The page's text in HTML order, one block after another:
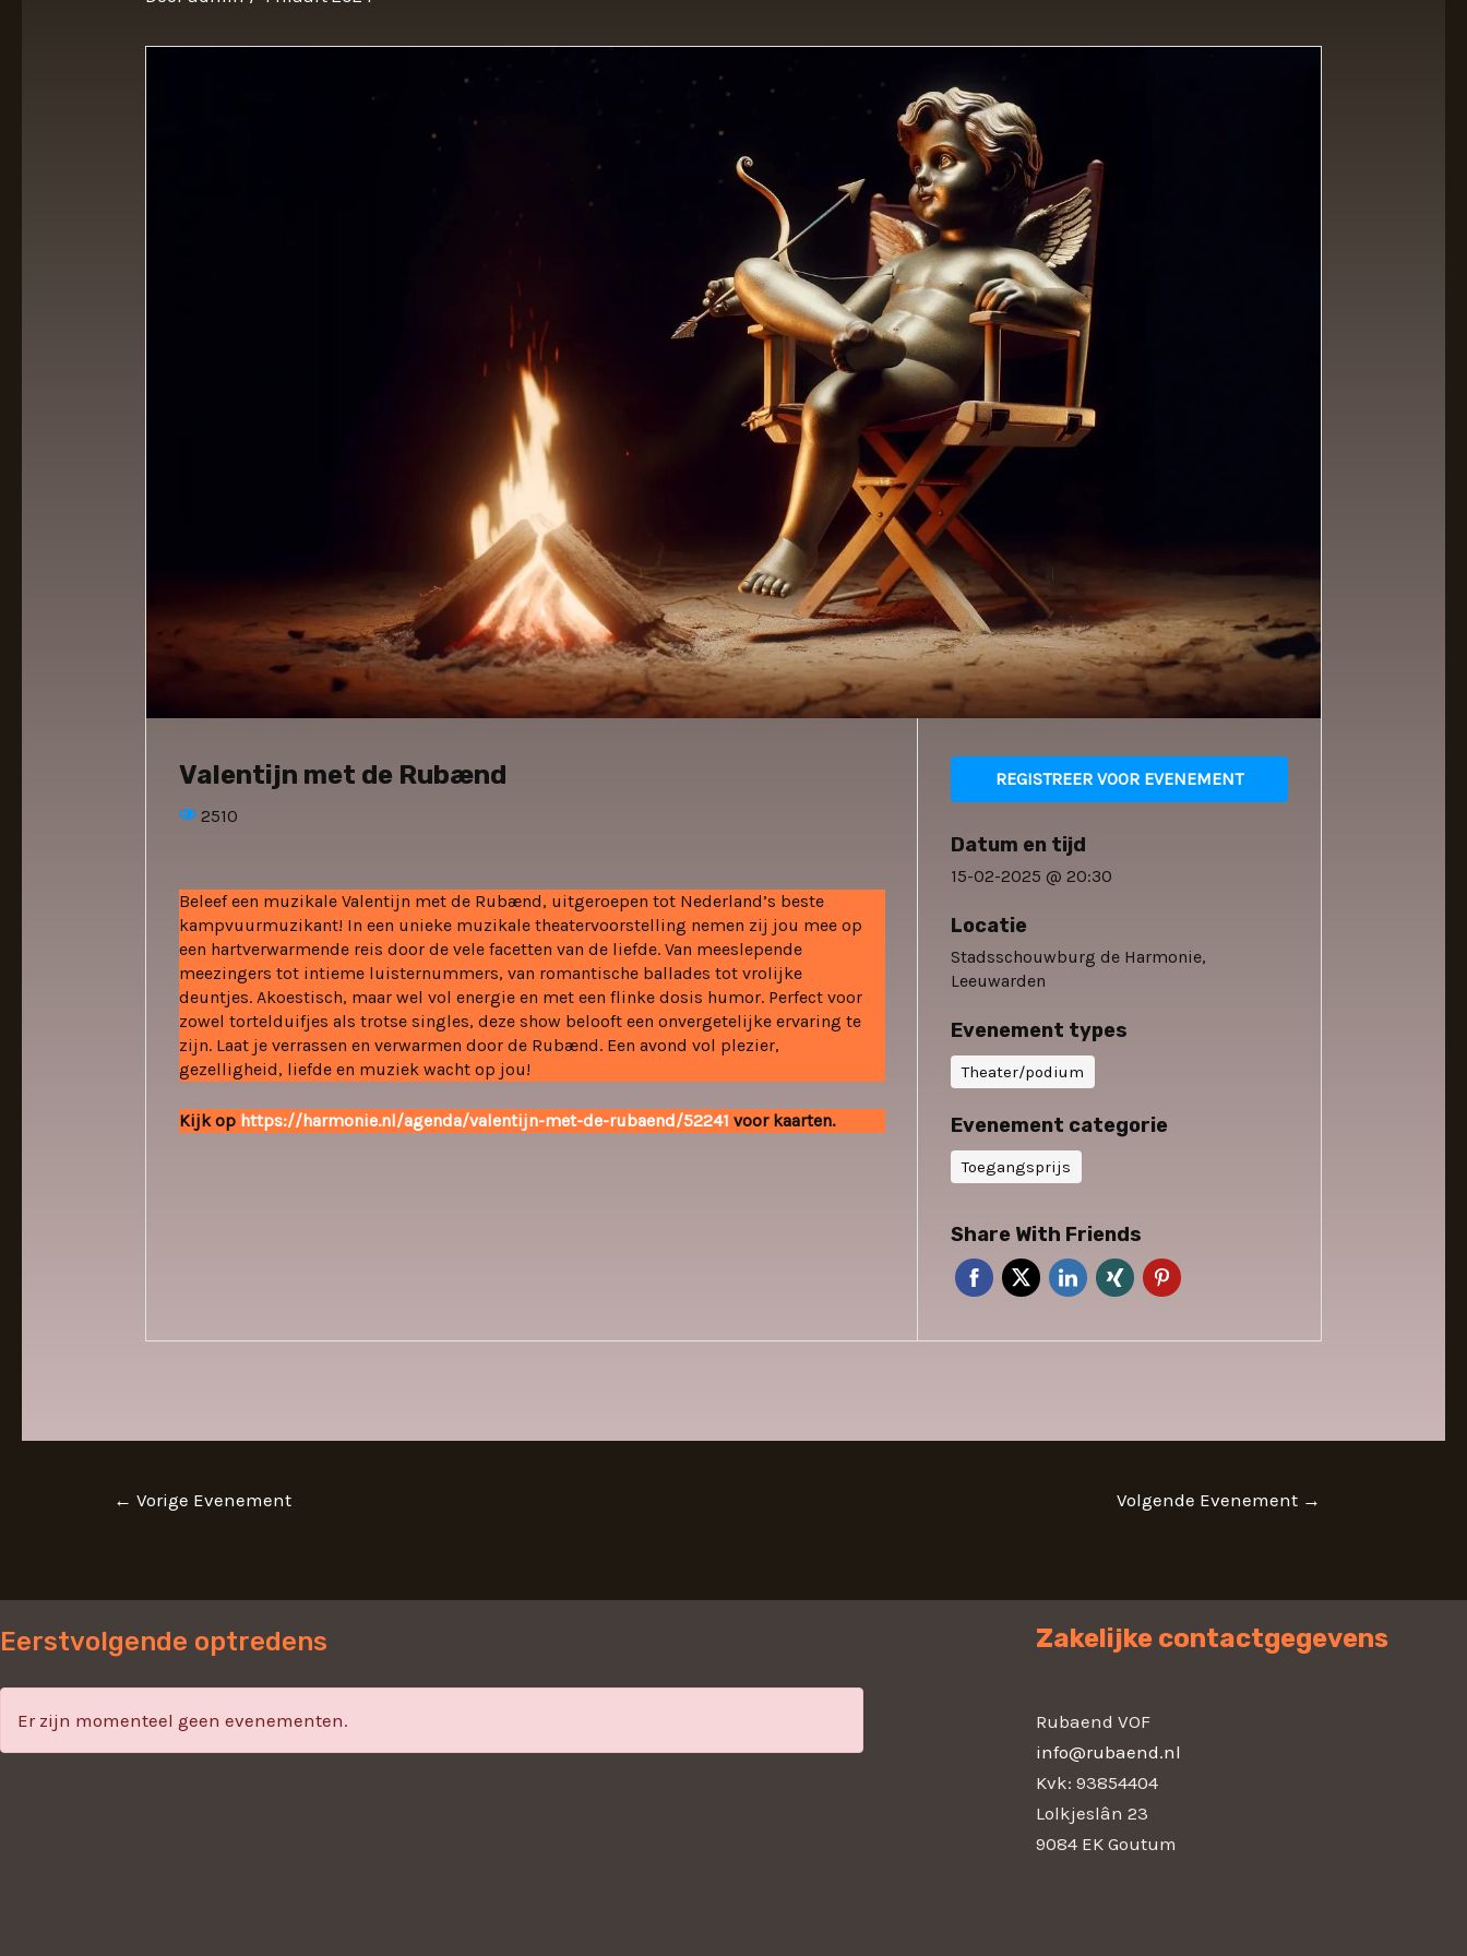
Valentijn met de Rubænd
2510
Beleef een muzikale Valentijn met de Rubænd, uitgeroepen tot Nederland’s beste
kampvuurmuzikant! In een unieke muzikale theatervoorstelling nemen zij jou mee op
een hartverwarmende reis door de vele facetten van de liefde. Van meeslepende
meezingers tot intieme luisternummers, van romantische ballades tot vrolijke
deuntjes. Akoestisch, maar wel vol energie en met een flinke dosis humor. Perfect voor
zowel tortelduifjes als trotse singles, deze show belooft een onvergetelijke ervaring te
zijn. Laat je verrassen en verwarmen door de Rubænd. Een avond vol plezier,
gezelligheid, liefde en muziek wacht op jou!
Kijk op https://harmonie.nl/agenda/valentijn-met-de-rubaend/52241 voor kaarten.
REGISTREER VOOR EVENEMENT
Datum en tijd
15-02-2025 @ 20:30
Locatie
Stadsschouwburg de Harmonie,
Leeuwarden
Evenement types
Theater/podium
Evenement categorie
Toegangsprijs
Share With Friends
← Vorige Evenement Volgende Evenement →
Eerstvolgende optredens
Er zijn momenteel geen evenementen.
Zakelijke contactgegevens
Rubaend VOF
info@rubaend.nl
Kvk: 93854404
Lolkjeslân 23
9084 EK Goutum